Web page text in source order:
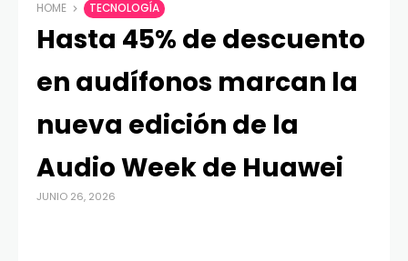
HOME TECNOLOGÍA
Hasta 45% de descuento
en audífonos marcan la
nueva edición de la
Audio Week de Huawei
JUNIO 26, 2026